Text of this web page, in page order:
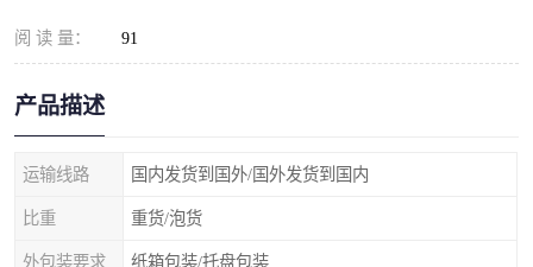
阅 读 量： 91
产品描述
运输线路 国内发货到国外/国外发货到国内
比重 重货/泡货
外包装要求 纸箱包装/托盘包装